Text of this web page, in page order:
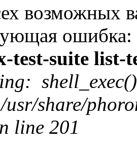
возможных
ошибка:
test-suite list-
usr/share/
line 201